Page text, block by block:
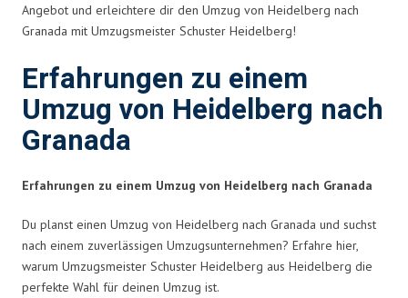
Angebot und erleichtere dir den Umzug von Heidelberg nach
Granada mit Umzugsmeister Schuster Heidelberg!
Erfahrungen zu einem
Umzug von Heidelberg nach
Granada
Erfahrungen zu einem Umzug von Heidelberg nach Granada
Du planst einen Umzug von Heidelberg nach Granada und suchst
nach einem zuverlässigen Umzugsunternehmen? Erfahre hier,
warum Umzugsmeister Schuster Heidelberg aus Heidelberg die
perfekte Wahl für deinen Umzug ist.